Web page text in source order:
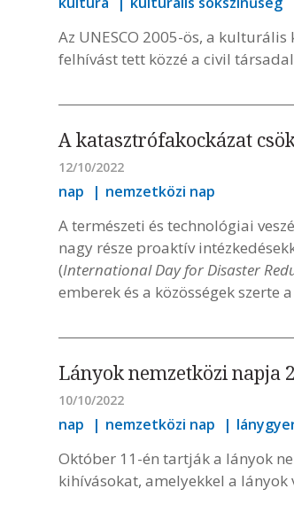
Az UNESCO 2005-ös, a
felhívást tett közzé a civil
A katasztrófakockázat
12/10/2022
nap nemzetközi nap
A természeti és technológiai
nagy része proaktív
(International Day for Disaster
emberek és a közösségek
Lányok nemzetközi napja
10/10/2022
nap nemzetközi nap
Október 11-én tartják a lányok
kihívásokat, amelyekkel a lányok